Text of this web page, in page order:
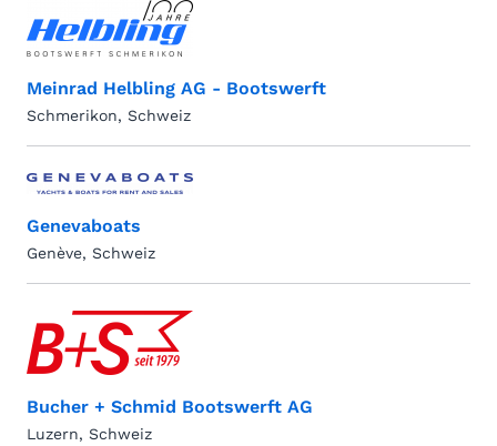
Meinrad Helbling AG - Bootswerft
Schmerikon, Schweiz
Genevaboats
Genève, Schweiz
Bucher + Schmid Bootswerft AG
Luzern, Schweiz